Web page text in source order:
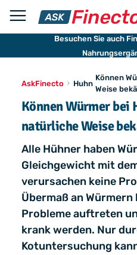
Besuchen Sie auch
AskFinecto Huhn
Können
Weise
Können Würmer bei
natürliche Weise
Alle Hühner haben
Gleichgewicht mit
verursachen keine
Übermaß an
Probleme auftreten
krank werden. Nur
Kotuntersuchung